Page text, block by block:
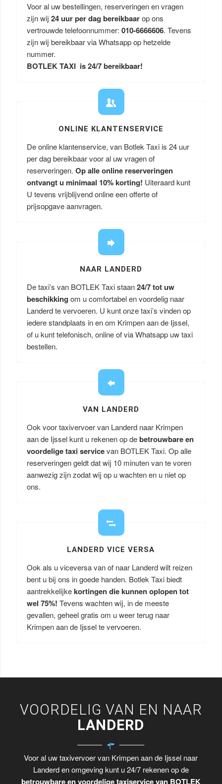
Voor al uw bestellingen, reserveringen en vragen
zijn wij 24 uur per dag bereikbaarop ons
vertrouwde telefoonnummer: 010-6666606. Tevens
zijn wij bereikbaar via Whatsapp op hetzelde
nummer.
BOTLEK TAXI is 24/7 bereikbaar!
ONLINE KLANTENSERVICE
De online klantenservice, van Botlek Taxi is 24 uur
per dag bereikbaar voor al uw vragen of
reserveringen. Op alle online reserveringen
ontvangt u minimaal 10% korting! Uiteraard kunt
U tevens vrijblijvend online een offerte of
prijsopgave aanvragen.
NAAR LANDERD
De taxi’s van BOTLEK Taxi staan24/7 tot uw
beschikking om u comfortabel en voordelig naar
Landerd te vervoeren. U kunt onze taxi’s vinden op
iedere standplaats in en om Krimpen aan de Ijssel,
of u kunt telefonisch, online of via Whatsapp uw taxi
bestellen.
VAN LANDERD
Ook voor taxivervoer van Landerd naar Krimpen
aan de Ijssel kunt u rekenen op debetrouwbare en
voordelige taxi servicevan BOTLEK Taxi. Op alle
reserveringen geldt dat wij 10 minuten van te voren
aanwezig zijn zodat wij op u wachten en u niet op
ons.
LANDERD VICE VERSA
Ook als u viceversa van of naar Landerd wilt reizen
bent u bij ons in goede handen. Botlek Taxi biedt
aantrekkelijkekortingen die kunnen oplopen tot
wel 75%! Tevens wachten wij, in de meeste
gevallen, geheel gratis om u weer terug naar
Krimpen aan de Ijssel te vervoeren.
VOORDELIG VAN EN NAAR
LANDERD
Voor al uw taxivervoer van Krimpen aan de Ijssel naar
Landerd en omgeving kunt u 24/7 rekenen op de
betrouwbare en voordelige taxiservice van BOTLEK